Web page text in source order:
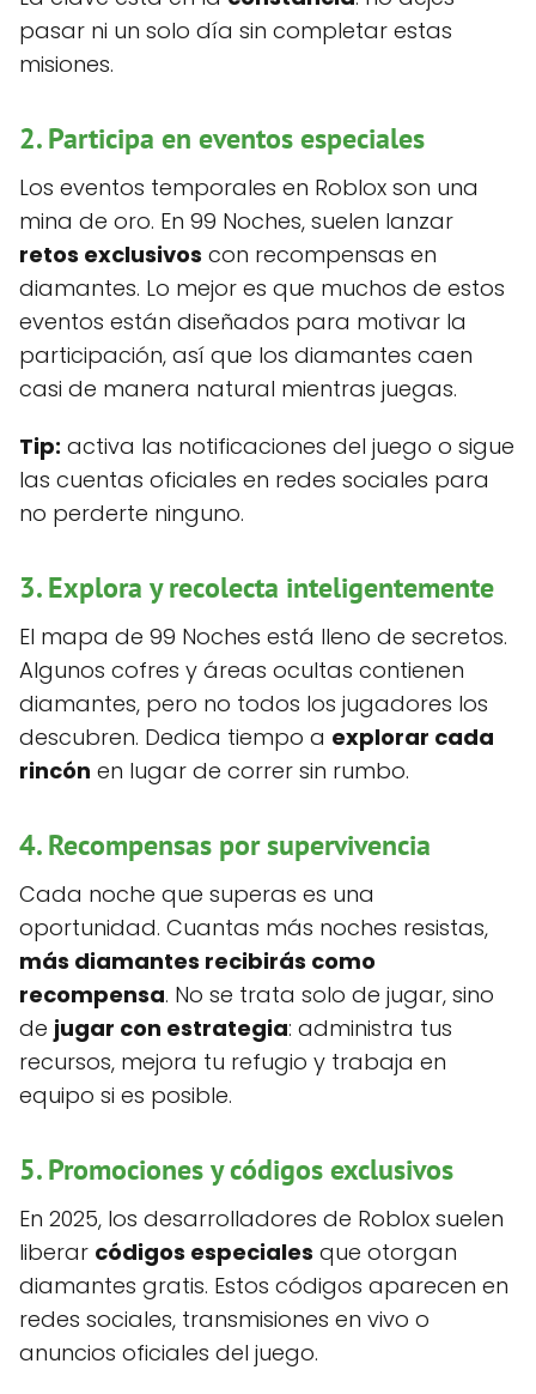
pasar ni un solo día sin completar estas
misiones.
2. Participa en eventos especiales
Los eventos temporales en Roblox son una
mina de oro. En 99 Noches, suelen lanzar
retos exclusivos con recompensas en
diamantes. Lo mejor es que muchos de estos
eventos están diseñados para motivar la
participación, así que los diamantes caen
casi de manera natural mientras juegas.
Tip: activa las notificaciones del juego o sigue
las cuentas oficiales en redes sociales para
no perderte ninguno.
3. Explora y recolecta inteligentemente
El mapa de 99 Noches está lleno de secretos.
Algunos cofres y áreas ocultas contienen
diamantes, pero no todos los jugadores los
descubren. Dedica tiempo a explorar cada
rincón en lugar de correr sin rumbo.
4. Recompensas por supervivencia
Cada noche que superas es una
oportunidad. Cuantas más noches resistas,
más diamantes recibirás como
recompensa. No se trata solo de jugar, sino
de jugar con estrategia: administra tus
recursos, mejora tu refugio y trabaja en
equipo si es posible.
5. Promociones y códigos exclusivos
En 2025, los desarrolladores de Roblox suelen
liberar códigos especiales que otorgan
diamantes gratis. Estos códigos aparecen en
redes sociales, transmisiones en vivo o
anuncios oficiales del juego.